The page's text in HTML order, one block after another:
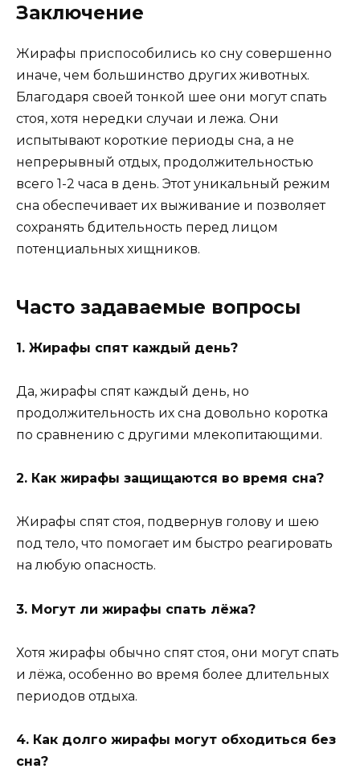
Заключение
Жирафы приспособились ко сну совершенно
иначе, чем большинство других животных.
Благодаря своей тонкой шее они могут спать
стоя, хотя нередки случаи и лежа. Они
испытывают короткие периоды сна, а не
непрерывный отдых, продолжительностью
всего 1-2 часа в день. Этот уникальный режим
сна обеспечивает их выживание и позволяет
сохранять бдительность перед лицом
потенциальных хищников.
Часто задаваемые вопросы
1. Жирафы спят каждый день?
Да, жирафы спят каждый день, но
продолжительность их сна довольно коротка
по сравнению с другими млекопитающими.
2. Как жирафы защищаются во время сна?
Жирафы спят стоя, подвернув голову и шею
под тело, что помогает им быстро реагировать
на любую опасность.
3. Могут ли жирафы спать лёжа?
Хотя жирафы обычно спят стоя, они могут спать
и лёжа, особенно во время более длительных
периодов отдыха.
4. Как долго жирафы могут обходиться без
сна?